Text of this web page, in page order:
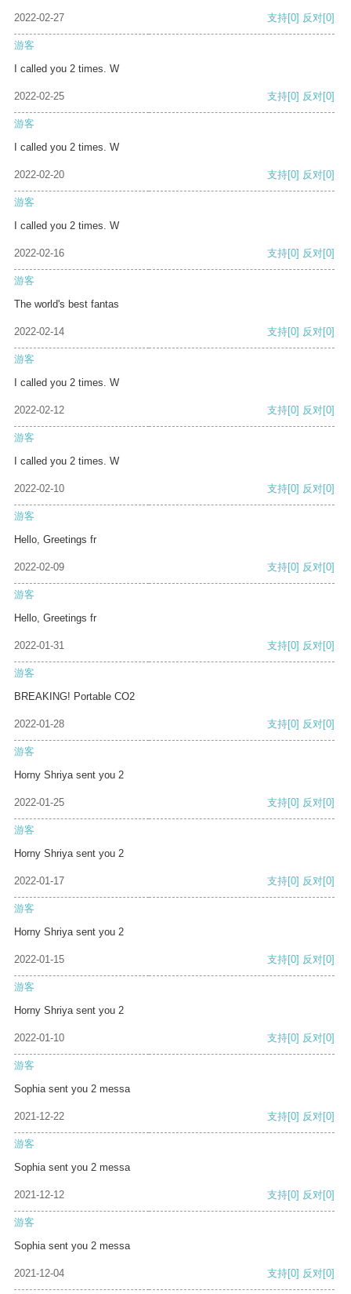
2022-02-27 支持[0] 反对[0]
游客
I called you 2 times. W
2022-02-25 支持[0] 反对[0]
游客
I called you 2 times. W
2022-02-20 支持[0] 反对[0]
游客
I called you 2 times. W
2022-02-16 支持[0] 反对[0]
游客
The world's best fantas
2022-02-14 支持[0] 反对[0]
游客
I called you 2 times. W
2022-02-12 支持[0] 反对[0]
游客
I called you 2 times. W
2022-02-10 支持[0] 反对[0]
游客
Hello, Greetings fr
2022-02-09 支持[0] 反对[0]
游客
Hello, Greetings fr
2022-01-31 支持[0] 反对[0]
游客
BREAKING! Portable CO2
2022-01-28 支持[0] 反对[0]
游客
Horny Shriya sent you 2
2022-01-25 支持[0] 反对[0]
游客
Horny Shriya sent you 2
2022-01-17 支持[0] 反对[0]
游客
Horny Shriya sent you 2
2022-01-15 支持[0] 反对[0]
游客
Horny Shriya sent you 2
2022-01-10 支持[0] 反对[0]
游客
Sophia sent you 2 messa
2021-12-22 支持[0] 反对[0]
游客
Sophia sent you 2 messa
2021-12-12 支持[0] 反对[0]
游客
Sophia sent you 2 messa
2021-12-04 支持[0] 反对[0]